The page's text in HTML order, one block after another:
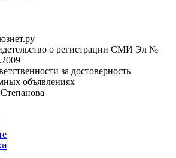
о регистрации СМИ Эл №
за достоверность
объявлениях